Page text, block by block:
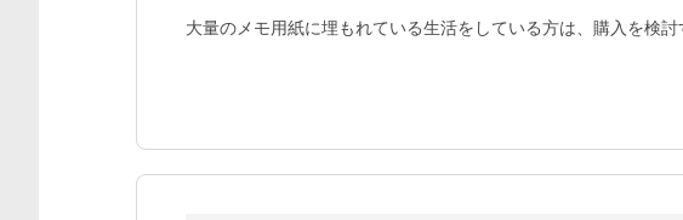
大量のメモ用紙に埋もれている生活をしている方は、購入を検討